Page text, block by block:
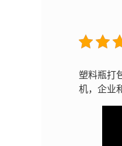
塑料瓶打
机，企业